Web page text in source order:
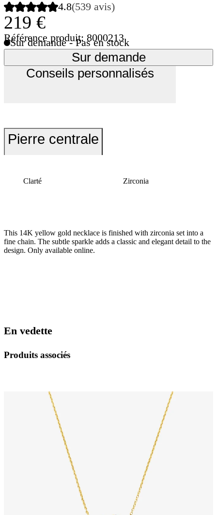
4.8(539 avis)
219 €
Référence produit: 8000213
Sur demande - Pas en stock
Sur demande
Conseils personnalisés
Pierre centrale
Clarté Zirconia
This 14K yellow gold necklace is finished with zirconia set into a
fine chain. The subtle sparkle adds a classic and elegant detail to the
design. Only available online.
En vedette
Produits associés